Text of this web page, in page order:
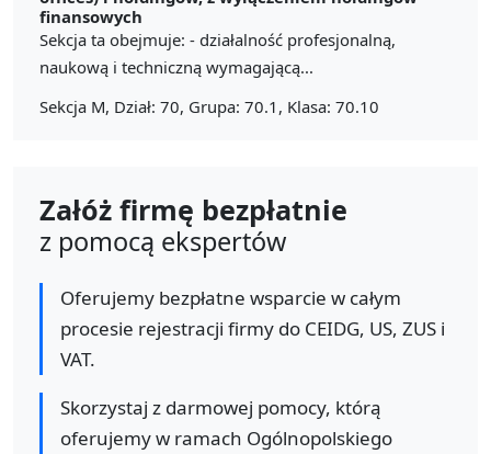
finansowych
Sekcja ta obejmuje: - działalność profesjonalną,
naukową i techniczną wymagającą...
Sekcja M, Dział: 70, Grupa: 70.1, Klasa: 70.10
Załóż firmę bezpłatnie
z pomocą ekspertów
Oferujemy bezpłatne wsparcie w całym
procesie rejestracji firmy do CEIDG, US, ZUS i
VAT.
Skorzystaj z darmowej pomocy, którą
oferujemy w ramach Ogólnopolskiego